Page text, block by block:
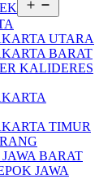
menu
UTARA
BARAT
KALIDERES
TIMUR
BARAT
JAWA